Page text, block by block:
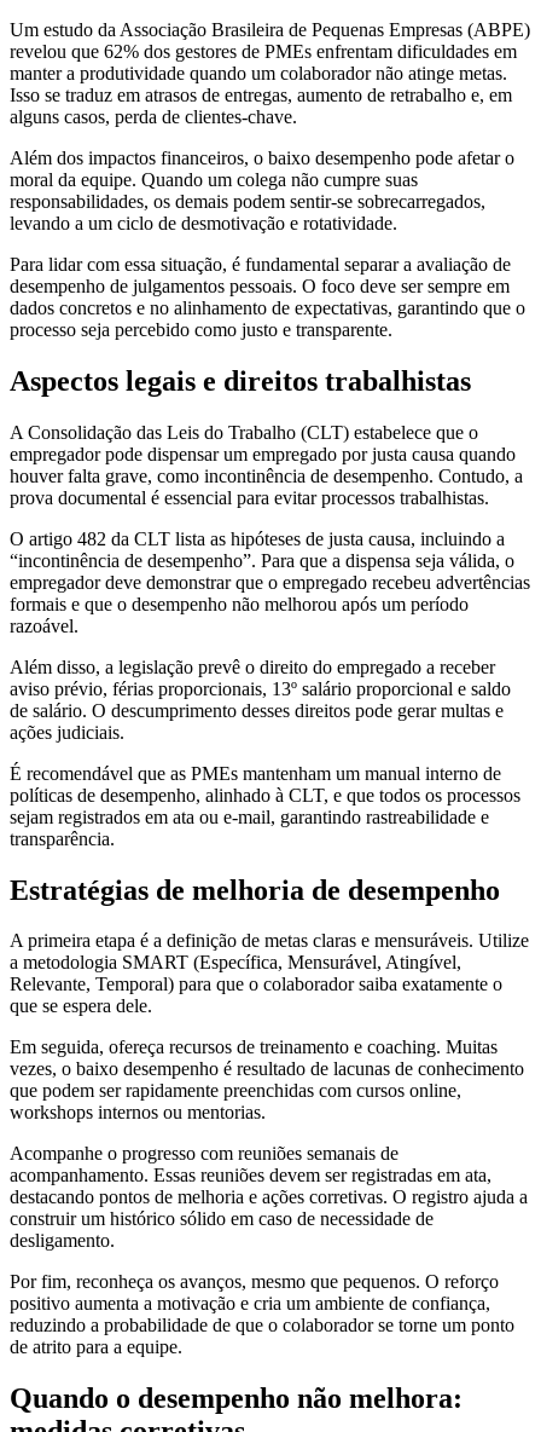
Um estudo da Associação Brasileira de Pequenas Empresas (ABPE)
revelou que 62% dos gestores de PMEs enfrentam dificuldades em
manter a produtividade quando um colaborador não atinge metas.
Isso se traduz em atrasos de entregas, aumento de retrabalho e, em
alguns casos, perda de clientes-chave.
Além dos impactos financeiros, o baixo desempenho pode afetar o
moral da equipe. Quando um colega não cumpre suas
responsabilidades, os demais podem sentir-se sobrecarregados,
levando a um ciclo de desmotivação e rotatividade.
Para lidar com essa situação, é fundamental separar a avaliação de
desempenho de julgamentos pessoais. O foco deve ser sempre em
dados concretos e no alinhamento de expectativas, garantindo que o
processo seja percebido como justo e transparente.
Aspectos legais e direitos trabalhistas
A Consolidação das Leis do Trabalho (CLT) estabelece que o
empregador pode dispensar um empregado por justa causa quando
houver falta grave, como incontinência de desempenho. Contudo, a
prova documental é essencial para evitar processos trabalhistas.
O artigo 482 da CLT lista as hipóteses de justa causa, incluindo a
“incontinência de desempenho”. Para que a dispensa seja válida, o
empregador deve demonstrar que o empregado recebeu advertências
formais e que o desempenho não melhorou após um período
razoável.
Além disso, a legislação prevê o direito do empregado a receber
aviso prévio, férias proporcionais, 13º salário proporcional e saldo
de salário. O descumprimento desses direitos pode gerar multas e
ações judiciais.
É recomendável que as PMEs mantenham um manual interno de
políticas de desempenho, alinhado à CLT, e que todos os processos
sejam registrados em ata ou e-mail, garantindo rastreabilidade e
transparência.
Estratégias de melhoria de desempenho
A primeira etapa é a definição de metas claras e mensuráveis. Utilize
a metodologia SMART (Específica, Mensurável, Atingível,
Relevante, Temporal) para que o colaborador saiba exatamente o
que se espera dele.
Em seguida, ofereça recursos de treinamento e coaching. Muitas
vezes, o baixo desempenho é resultado de lacunas de conhecimento
que podem ser rapidamente preenchidas com cursos online,
workshops internos ou mentorias.
Acompanhe o progresso com reuniões semanais de
acompanhamento. Essas reuniões devem ser registradas em ata,
destacando pontos de melhoria e ações corretivas. O registro ajuda a
construir um histórico sólido em caso de necessidade de
desligamento.
Por fim, reconheça os avanços, mesmo que pequenos. O reforço
positivo aumenta a motivação e cria um ambiente de confiança,
reduzindo a probabilidade de que o colaborador se torne um ponto
de atrito para a equipe.
Quando o desempenho não melhora: